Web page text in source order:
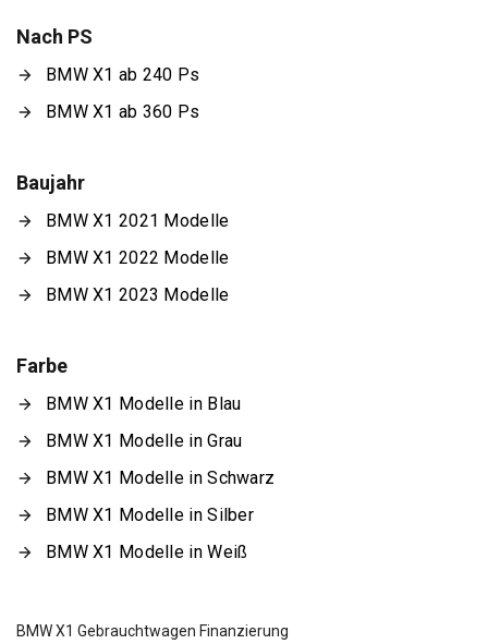
Nach PS
BMW X1 ab 240 Ps
BMW X1 ab 360 Ps
Baujahr
BMW X1 2021 Modelle
BMW X1 2022 Modelle
BMW X1 2023 Modelle
Farbe
BMW X1 Modelle in Blau
BMW X1 Modelle in Grau
BMW X1 Modelle in Schwarz
BMW X1 Modelle in Silber
BMW X1 Modelle in Weiß
BMW X1 Gebrauchtwagen Finanzierung